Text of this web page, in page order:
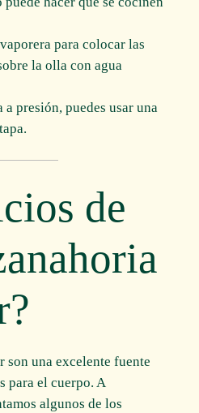
para colocar las
la olla con agua
presión, puedes usar una
de
son una excelente fuente
para el cuerpo. A
algunos de los